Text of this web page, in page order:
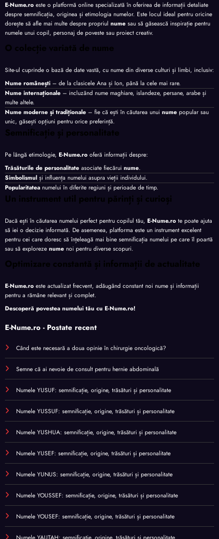
E-Nume.ro este o platformă online specializată în oferirea de informații detaliate
despre semnificația, originea și etimologia numelor. Este locul ideal pentru oricine
dorește să afle mai multe despre propriul nume sau să găsească inspirație pentru
numele unui copil, personaj de poveste sau proiect creativ.
O colecție variată de nume
Site-ul cuprinde o bază de date vastă, cu nume din diverse culturi și limbi, inclusiv:
Nume românești – de la clasicele Ana și Ion, până la cele mai rare.
Nume internaționale – incluzând nume maghiare, islandeze, persane, arabe și
multe altele.
Nume moderne și tradiționale – fie că ești în căutarea unui nume popular sau
unic, găsești opțiuni pentru orice preferință.
Semnificație și personalitate
Pe lângă etimologie, E-Nume.ro oferă informații despre:
Trăsăturile de personalitate asociate fiecărui nume.
Simbolismul și influența numelui asupra vieții individului.
Popularitatea numelui în diferite regiuni și perioade de timp.
Un instrument util pentru părinți și curioși
Dacă ești în căutarea numelui perfect pentru copilul tău, E-Nume.ro te poate ajuta
să iei o decizie informată. De asemenea, platforma este un instrument excelent
pentru cei care doresc să înțeleagă mai bine semnificația numelui pe care îl poartă
sau să exploreze nume noi pentru diverse scopuri.
Optimizare constantă și informații de actualitate
E-Nume.ro este actualizat frecvent, adăugând constant noi nume și informații
pentru a rămâne relevant și complet.
Descoperă povestea numelui tău cu E-Nume.ro!
E-Nume.ro - Postate recent
Când este necesară a doua opinie în chirurgie oncologică?
Semne că ai nevoie de consult pentru hernie abdominală
Numele YUSUF: semnificație, origine, trăsături și personalitate
Numele YUSSUF: semnificație, origine, trăsături și personalitate
Numele YUSHUA: semnificație, origine, trăsături și personalitate
Numele YUSEF: semnificație, origine, trăsături și personalitate
Numele YUNUS: semnificație, origine, trăsături și personalitate
Numele YOUSSEF: semnificație, origine, trăsături și personalitate
Numele YOUSEF: semnificație, origine, trăsături și personalitate